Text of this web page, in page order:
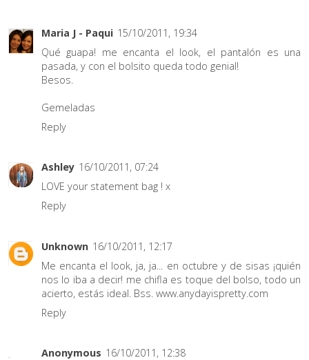
Maria J - Paqui 15/10/2011, 19:34
Qué guapa! me encanta el look, el pantalón es una
pasada, y con el bolsito queda todo genial!
Besos.
Gemeladas
Reply
Ashley 16/10/2011, 07:24
LOVE your statement bag ! x
Reply
Unknown 16/10/2011, 12:17
Me encanta el look, ja, ja... en octubre y de sisas ¡quién
nos lo iba a decir! me chifla es toque del bolso, todo un
acierto, estás ideal. Bss. www.anydayispretty.com
Reply
Anonymous 16/10/2011, 12:38